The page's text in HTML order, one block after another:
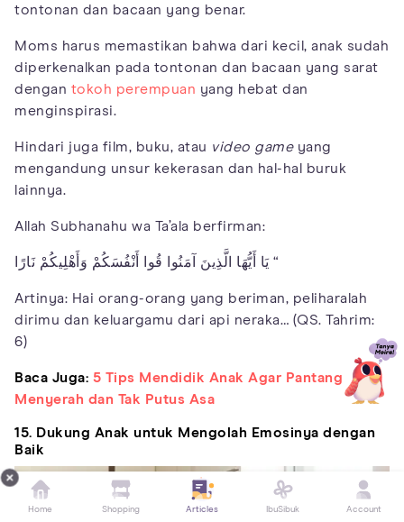
tontonan dan bacaan yang benar.
Moms harus memastikan bahwa dari kecil, anak sudah
diperkenalkan pada tontonan dan bacaan yang sarat
dengan tokoh perempuan yang hebat dan
menginspirasi.
Hindari juga film, buku, atau video gameyang
mengandung unsur kekerasan dan hal-hal buruk
lainnya.
Allah Subhanahu wa Ta’ala berfirman:
يَا أَيُّهَا الَّذِينَ آمَنُوا قُوا أَنْفُسَكُمْ وَأَهْلِيكُمْ نَارًا “
Artinya: Hai orang-orang yang beriman, peliharalah
dirimu dan keluargamu dari api neraka… (QS. Tahrim:
6)
Baca Juga: 5 Tips Mendidik Anak Agar Pantang
Menyerah dan Tak Putus Asa
15. Dukung Anak untuk Mengolah Emosinya dengan
Baik
Home Shopping Articles IbuSibuk Account